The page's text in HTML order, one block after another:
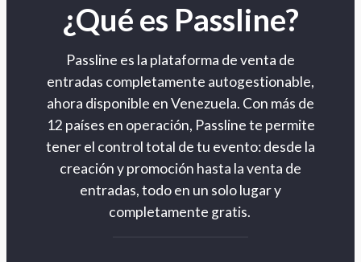
¿Qué es Passline?
Passline es la plataforma de venta de
entradas completamente autogestionable,
ahora disponible en Venezuela. Con más de
12 países en operación, Passline te permite
tener el control total de tu evento: desde la
creación y promoción hasta la venta de
entradas, todo en un solo lugar y
completamente gratis.